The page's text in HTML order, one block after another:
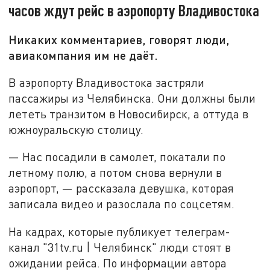
часов ждут рейс в аэропорту Владивостока
Никаких комментариев, говорят люди,
авиакомпания им не даёт.
В аэропорту Владивостока застряли
пассажиры из Челябинска. Они должны были
лететь транзитом в Новосибирск, а оттуда в
южноуральскую столицу.
— Нас посадили в самолет, покатали по
летному полю, а потом снова вернули в
аэропорт, — рассказала девушка, которая
записала видео и разослала по соцсетям.
На кадрах, которые публикует телеграм-
канал "31tv.ru | Челябинск" люди стоят в
ожидании рейса. По информации автора